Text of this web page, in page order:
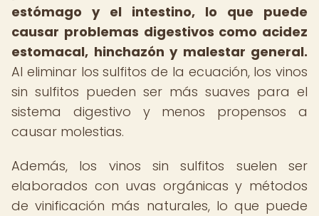
estómago y el intestino, lo que puede
causar problemas digestivos como acidez
estomacal, hinchazón y malestar general.
Al eliminar los sulfitos de la ecuación, los vinos
sin sulfitos pueden ser más suaves para el
sistema digestivo y menos propensos a
causar molestias.
Además, los vinos sin sulfitos suelen ser
elaborados con uvas orgánicas y métodos
de vinificación más naturales, lo que puede